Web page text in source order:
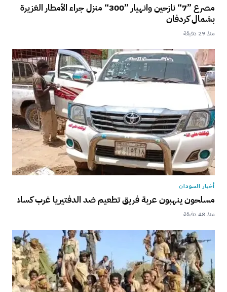
مصرع ”7“ نازحين وانهيار ”300“ منزل جراء الأمطار الغزيرة
بشمال كردفان
منذ 29 دقيقة
أخبار السودان
مسلحون ينهبون عربة فريق تطعيم ضد الدفتيريا غرب كسلا
منذ 48 دقيقة